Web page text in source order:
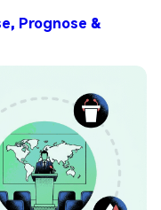
Prognose &